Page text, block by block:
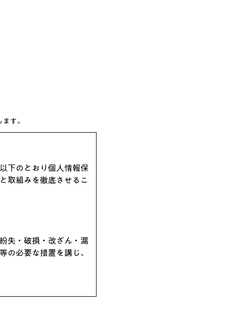
す。
下のとおり個人情報保
取組みを徹底させるこ
失・破損・改ざん・漏
の必要な措置を講じ、